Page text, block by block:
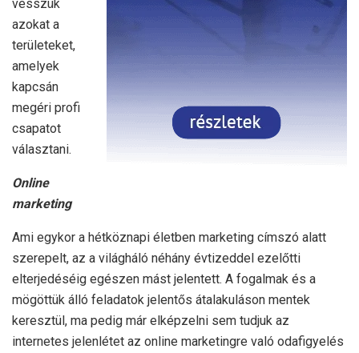
vesszük
azokat a
területeket,
amelyek
kapcsán
megéri profi
csapatot
választani.
Online
marketing
Ami egykor a hétköznapi életben marketing címszó alatt
szerepelt, az a világháló néhány évtizeddel ezelőtti
elterjedéséig egészen mást jelentett. A fogalmak és a
mögöttük álló feladatok jelentős átalakuláson mentek
keresztül, ma pedig már elképzelni sem tudjuk az
internetes jelenlétet az online marketingre való odafigyelés